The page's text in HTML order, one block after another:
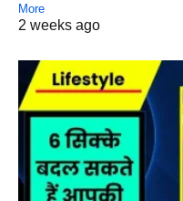
More
2 weeks ago